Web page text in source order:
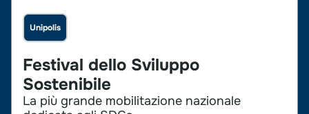
Unipolis
Festival dello Sviluppo
Sostenibile
La più grande mobilitazione nazionale